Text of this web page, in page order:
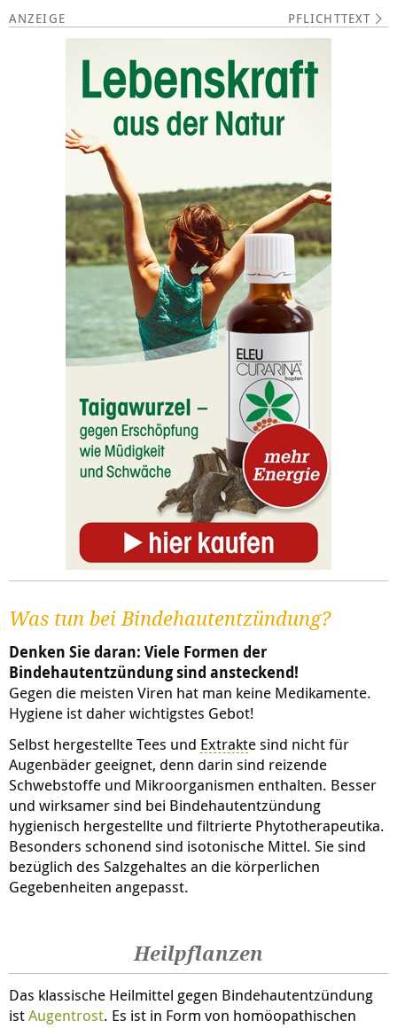
PFLICHTTEXT
Was tun bei Bindehautentzündung?
Denken Sie daran: Viele Formen der
Bindehautentzündung sind ansteckend!
Gegen die meisten Viren hat man keine Medikamente.
Hygiene ist daher wichtigstes Gebot!
Selbst hergestellte Tees und Extrakte sind nicht für
Augenbäder geeignet, denn darin sind reizende
Schwebstoffe und Mikroorganismen enthalten. Besser
und wirksamer sind bei Bindehautentzündung
hygienisch hergestellte und filtrierte Phytotherapeutika.
Besonders schonend sind isotonische Mittel. Sie sind
bezüglich des Salzgehaltes an die körperlichen
Gegebenheiten angepasst.
Heilpflanzen
Das klassische Heilmittel gegen Bindehautentzündung
istAugentrost. Es ist in Form von homöopathischen